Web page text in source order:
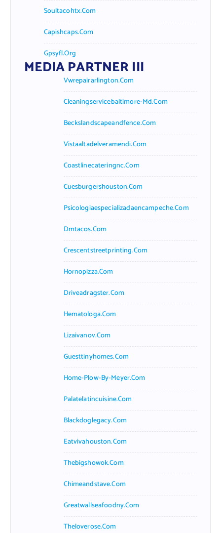
Soultacohtx.com
Capishcaps.com
Gpsyfl.org
MEDIA PARTNER III
Vwrepairarlington.com
Cleaningservicebaltimore-Md.com
Beckslandscapeandfence.com
Vistaaltadelveramendi.com
Coastlinecateringnc.com
Cuesburgershouston.com
Psicologiaespecializadaencampeche.com
Dmtacos.com
Crescentstreetprinting.com
Hornopizza.com
Driveadragster.com
Hematologa.com
Lizaivanov.com
Guesttinyhomes.com
Home-Plow-By-Meyer.com
Palatelatincuisine.com
Blackdoglegacy.com
Eatvivahouston.com
Thebigshowok.com
Chimeandstave.com
Greatwallseafoodny.com
Theloverose.com